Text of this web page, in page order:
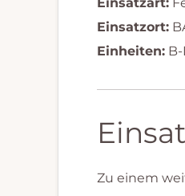
Einsatzort:
Einheiten:
Zu einem